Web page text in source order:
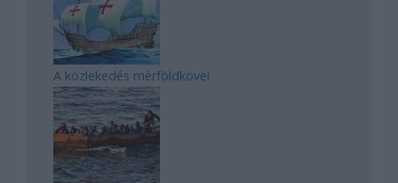
A közlekedés mérföldkövei